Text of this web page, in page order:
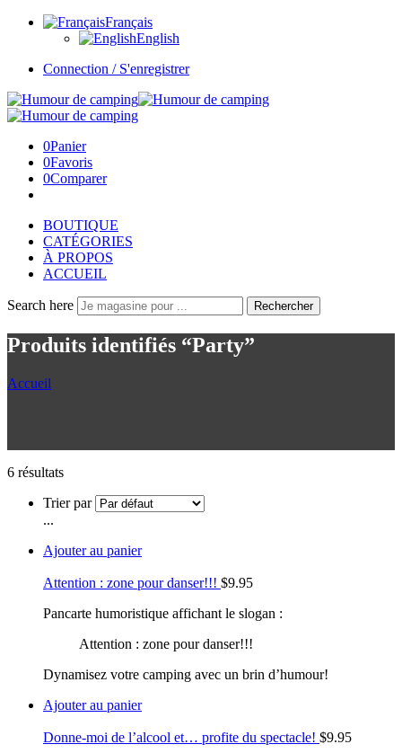
Français
English
Connection / S'enregistrer
0Panier
0Favoris
0Comparer
BOUTIQUE
CATÉGORIES
À PROPOS
ACCUEIL
Search here Rechercher
Produits identifiés “Party”
Accueil
6 résultats
Trier par
...
Ajouter au panier
Attention : zone pour danser!!! $9.95
Pancarte humoristique affichant le slogan :
Attention : zone pour danser!!!
Dynamisez votre camping avec un brin d’humour!
Ajouter au panier
Donne-moi de l’alcool et… profite du spectacle! $9.95